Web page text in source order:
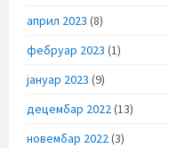
април 2023 (8)
фебруар 2023 (1)
јануар 2023 (9)
децембар 2022(13)
новембар 2022(3)